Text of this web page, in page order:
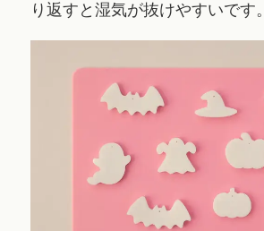
り返すと湿気が抜けやすいです。